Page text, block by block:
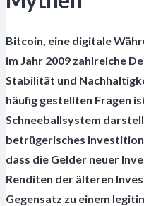
Bitcoin, eine digitale
im Jahr 2009 zahlreiche
Stabilität und
häufig gestellten Fragen
Schneeballsystem
betrügerisches
dass die Gelder neuer
Renditen der älteren
Gegensatz zu einem